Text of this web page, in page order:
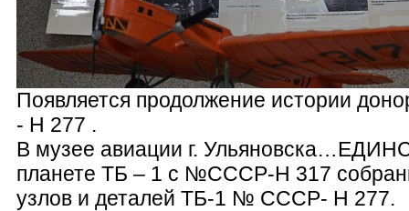
Появляется продолжение истории
- Н 277 .
В музее авиации г.
планете ТБ – 1 с №СССР-Н 317
узлов и деталей ТБ-1 № СССР- Н 277.